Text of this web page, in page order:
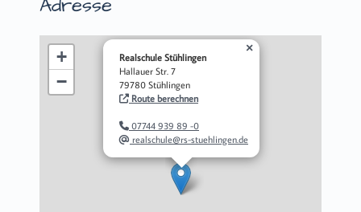
Adresse
Realschule Stühlingen
Hallauer Str. 7
79780 Stühlingen
Route berechnen
07744 939 89 -0
realschule@rs-stuehlingen.de
×
+
−